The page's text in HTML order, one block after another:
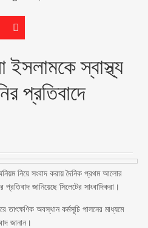
ইসলামকে স্বাস্থ্য
প্রতিবাদে
নিয়ে সংবাদ করায় দৈনিক প্রথম আলোর
জানিয়েছে সিলেটের সাংবাদিকরা।
তাৎক্ষণিক অবস্থান কর্মসূচি পালনের মাধ্যমে
জানান।